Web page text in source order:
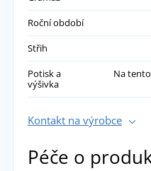
Roční období
Střih
Potisk a
výšivka
Na
Kontakt na výrobce
Péče o